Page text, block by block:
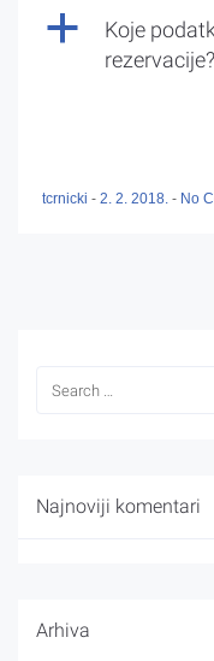
a
Koje
rezervacije?
tcrnicki - 2. 2. 2018. - No
Najnoviji komentari
Arhiva